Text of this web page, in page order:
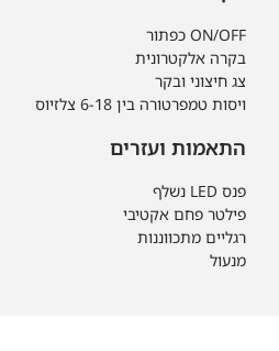
ON/OFF כפתור
בקרה אלקטרונית
צג חיצוני ובקר
ויסות טמפרטורה בין 6-18 צלזיוס
התאמות ועזרים
פנס LED נשלף
פילטר פחם אקטיבי
רגליים מתכווננות
מנעול